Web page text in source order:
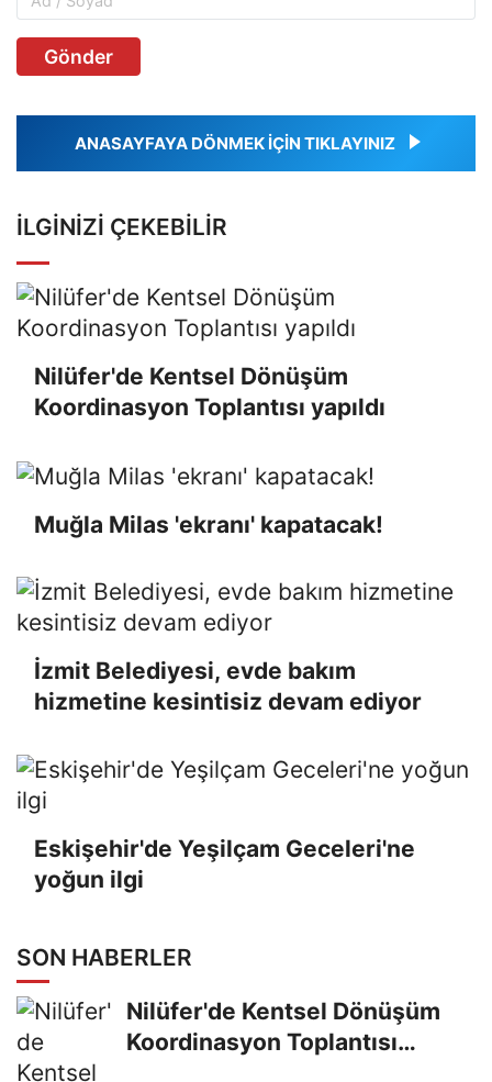
Gönder
ANASAYFAYA DÖNMEK İÇİN TIKLAYINIZ
İLGINIZI ÇEKEBILIR
Nilüfer'de Kentsel Dönüşüm
Koordinasyon Toplantısı yapıldı
Muğla Milas 'ekranı' kapatacak!
İzmit Belediyesi, evde bakım
hizmetine kesintisiz devam ediyor
Eskişehir'de Yeşilçam Geceleri'ne
yoğun ilgi
SON HABERLER
Nilüfer'de Kentsel Dönüşüm
Koordinasyon Toplantısı